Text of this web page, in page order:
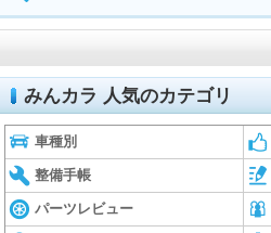
みんカラ 人気のカテゴリ
車種別
整備手帳
パーツレビュー